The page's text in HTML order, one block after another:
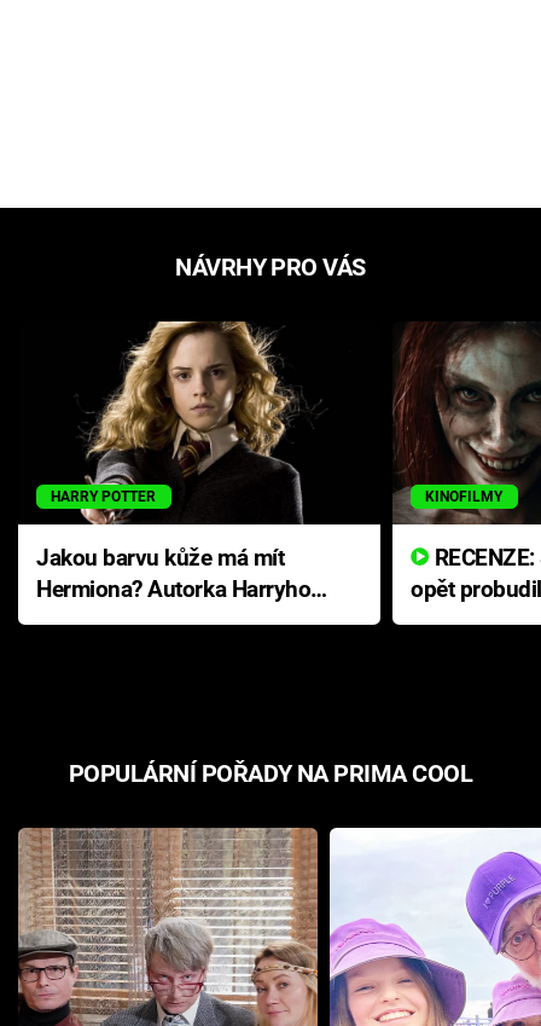
NÁVRHY PRO VÁS
HARRY POTTER
Jakou barvu kůže má mít
Hermiona? Autorka Harryho
Pottera přišla s ráznou
KINOFILMY
opět
přichází s
POPULÁRNÍ POŘADY NA PRIMA COOL